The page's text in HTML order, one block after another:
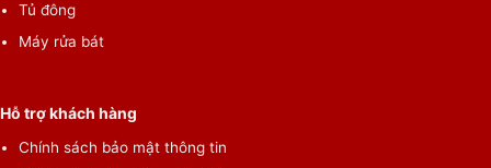
Tủ đông
Máy rửa bát
Hỗ trợ khách hàng
Chính sách bảo mật thông tin